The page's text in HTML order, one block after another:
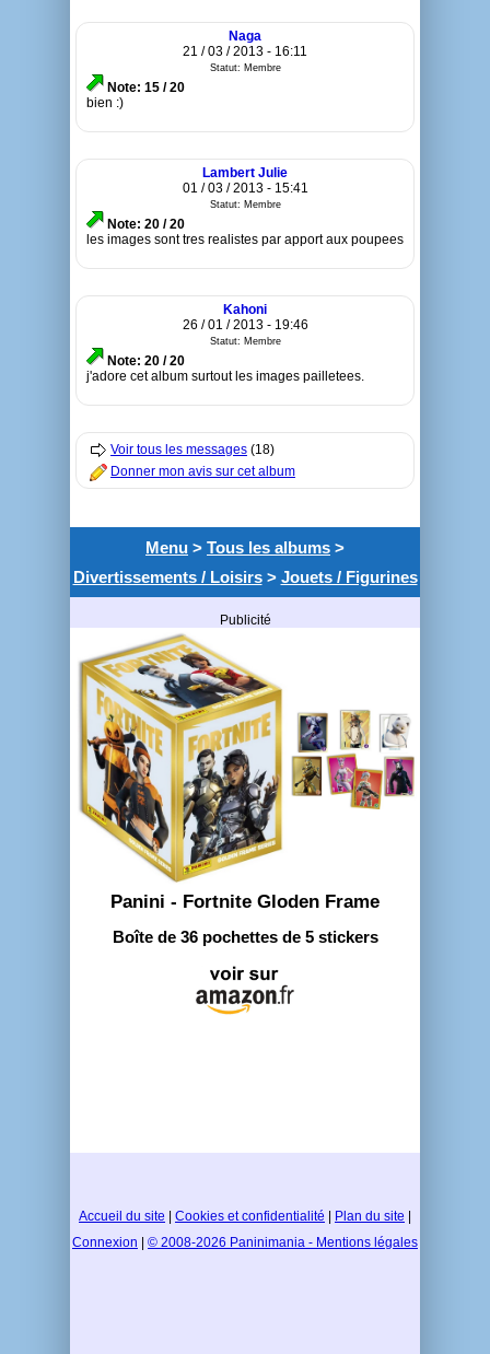
Naga
21 / 03 / 2013 - 16:11
Statut: Membre
Note: 15 / 20
bien :)
Lambert Julie
01 / 03 / 2013 - 15:41
Statut: Membre
Note: 20 / 20
les images sont tres realistes par apport aux poupees
Kahoni
26 / 01 / 2013 - 19:46
Statut: Membre
Note: 20 / 20
j'adore cet album surtout les images pailletees.
Voir tous les messages (18)
Donner mon avis sur cet album
Menu > Tous les albums >
Divertissements / Loisirs> Jouets / Figurines
Publicité
Panini - Fortnite Gloden Frame
Boîte de 36 pochettes de 5 stickers
Accueil du site Cookies et confidentialité Plan du site
Connexion
© 2008-2026 Paninimania - Mentions légales